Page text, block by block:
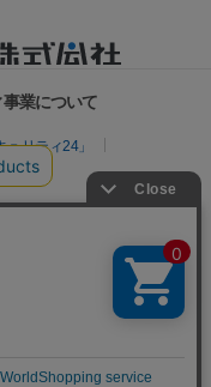
業について
リティ24」